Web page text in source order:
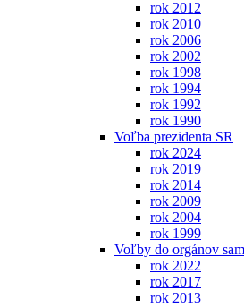
rok 2012
rok 2010
rok 2006
rok 2002
rok 1998
rok 1994
rok 1992
rok 1990
Voľba prezidenta SR
rok 2024
rok 2019
rok 2014
rok 2009
rok 2004
rok 1999
Voľby do orgánov
rok 2022
rok 2017
rok 2013